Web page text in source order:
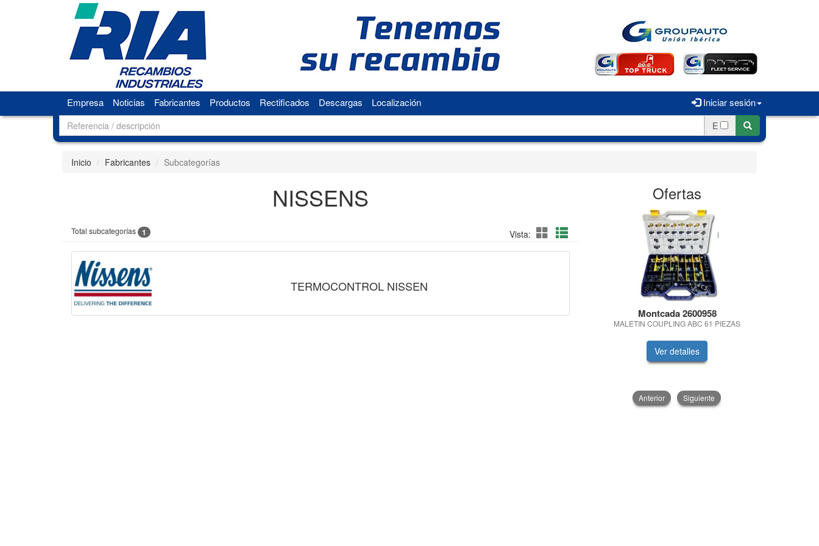
Iniciar sesión
Empresa Noticias Fabricantes Productos Rectificados Descargas Localización
E
Inicio Fabricantes Subcategorías
NISSENS
Total subcategorías 1 Vista:
TERMOCONTROL NISSEN
Ofertas
Montcada 2600958
MALETIN COUPLING ABC 61 PIEZAS
Ver detalles
Anterior Siguiente